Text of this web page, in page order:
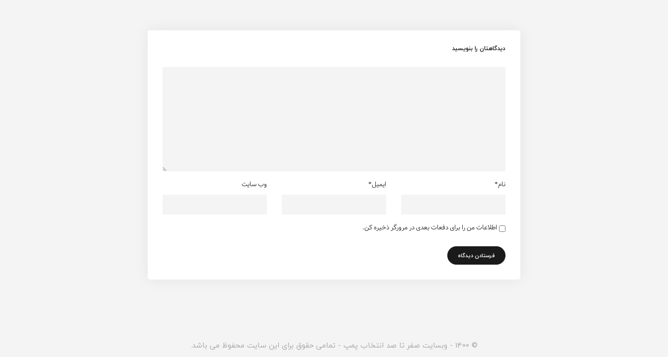
دیدگاهتان را بنویسید
نام* ایمیل* وب سایت
اطلاعات من را برای دفعات بعدی در مرورگر ذخیره کن.
© 1400 - وبسایت صفر تا صد انتخاب پمپ - تمامی حقوق برای این سایت محفوظ می باشد.